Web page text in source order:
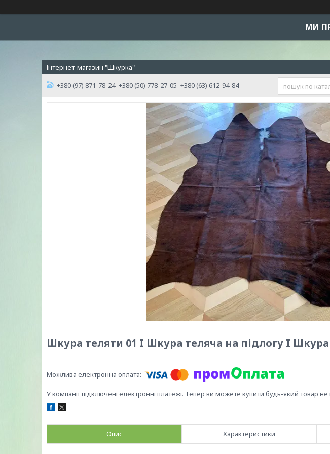
МИ
Інтернет-магазин "Шкурка"
+380 (97) 871-78-24 +380 (50) 778-27-05 +380 (63) 612-94-84
Шкура теляти 01 I Шкура теляча на підлогу I
У компанії підключені електронні платежі. Тепер ви можете купити будь-який товар
Опис Характеристики